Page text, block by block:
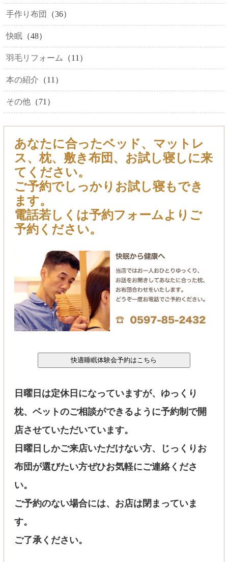
手作り布団 （36）
快眠（48）
羽毛リフォーム （11）
本の紹介 （11）
その他（71）
あなたに合ったベッド、マットレ
ス、枕、敷き布団、お試し寝しに来
てください。
ご予約でしっかりお試し寝もでき
ます。
電話若しくは予約フォームよりご
予約ください。
日曜日は定休日になっていますが、ゆっくり
枕、ベットのご相談ができるように予約制で開
店させていただいています。
日曜日しかご来店いただけない方、じっくりお
布団が選びたい方ぜひお気軽にご連絡くださ
い。
ご予約のない場合には、お店は閉まっていま
す。
ご了承ください。